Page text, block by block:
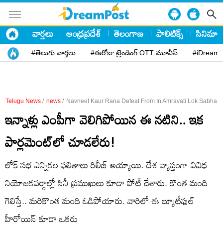
వార్తలు ఆంధ్రప్రదేశ్ తెలంగాణ పాలిటిక్స్ సినిమా
#తెలుగు వార్తలు #ఈరోజు ట్రెండింగ్ OTT మూవీస్
Telugu News / news / Navneet Kaur Rana Defeat From In Amravati Lok Sabha
ఇన్నాళ్లు ఎంపీగా వెలిగిపోయిన ఈ నటిని.. ఇక
పార్లమెంట్‌లో చూడలేరు!
లోక్ సభ ఎన్నికల ఫలితాలు రిలీజ్ అయ్యాయి. దేశ వ్యాప్తంగా వివిధ
నియోజకవర్గాల్లో సినీ ప్రముఖులు కూడా పోటీ చేశారు. కొంత మంది
గెలిస్తే.. మరికొంత మంది ఓడిపోయారు. వారిలో ఈ బ్యూటీఫుల్
హీరోయిన్ కూడా ఒకరు